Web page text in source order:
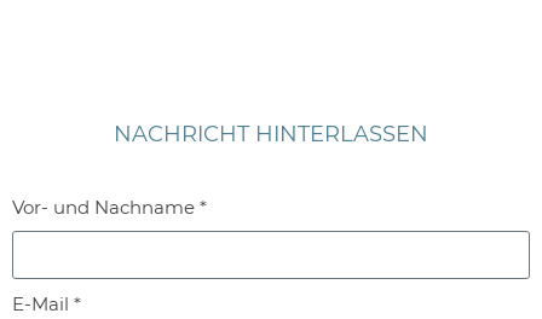
NACHRICHT HINTERLASSEN
Vor- und Nachname *
E-Mail *